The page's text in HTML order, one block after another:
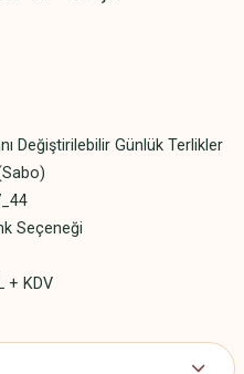
Değiştirilebilir Günlük Terlikler
Seçeneği
+ KDV